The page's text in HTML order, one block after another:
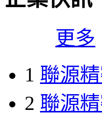
更多
1 聯源
2 聯源